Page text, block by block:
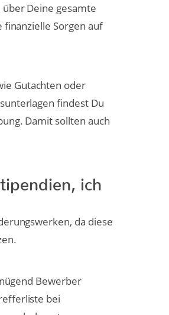
Deine gesamte
Sorgen auf
Gutachten oder
findest Du
Damit sollten auch
ich
da diese
Bewerber
bei